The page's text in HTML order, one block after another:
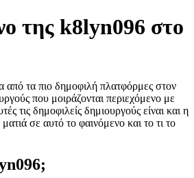
της k8lyn096 στο
από τα πιο δημοφιλή πλατφόρμες στον
που μοιράζονται περιεχόμενο με
τις δημοφιλείς δημιουργούς είναι και η
σε αυτό το φαινόμενο και το τι το